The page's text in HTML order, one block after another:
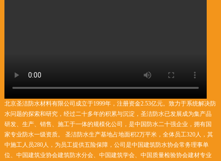
北京圣洁防水材料有限公司成立于1999年，注册资金2.53亿元。致力于系统解决防
水问题的探索和研究，经过二十多年的积累与沉淀，圣洁防水已发展成为集产品
研发、生产、销售、施工于一体的规模化公司，是中国防水二十强企业，拥有国
家专业防水一级资质。 圣洁防水生产基地占地面积2万平米，全体员工320人，其
中施工人员280人，为员工提供五险保障，公司是中国建筑防水协会常务理事单
位、中国建筑业协会建筑防水分会、中国建筑学会、中国质量检验协会建材专业